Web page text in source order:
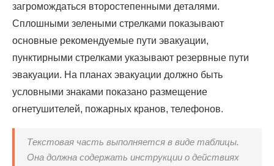
загромождаться второстепенными деталями.
Сплошными зелеными стрелками показывают
основные рекомендуемые пути эвакуации,
пунктирными стрелками указывают резервные пути
эвакуации. На планах эвакуации должно быть
условными знаками показано размещение
огнетушителей, пожарных кранов, телефонов.
Текстовая часть выполняется в виде таблицы.
Она должна содержать инструкции о действиях